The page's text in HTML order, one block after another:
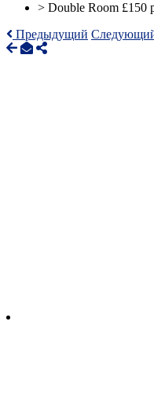
> Double Room £150
Предыдущий